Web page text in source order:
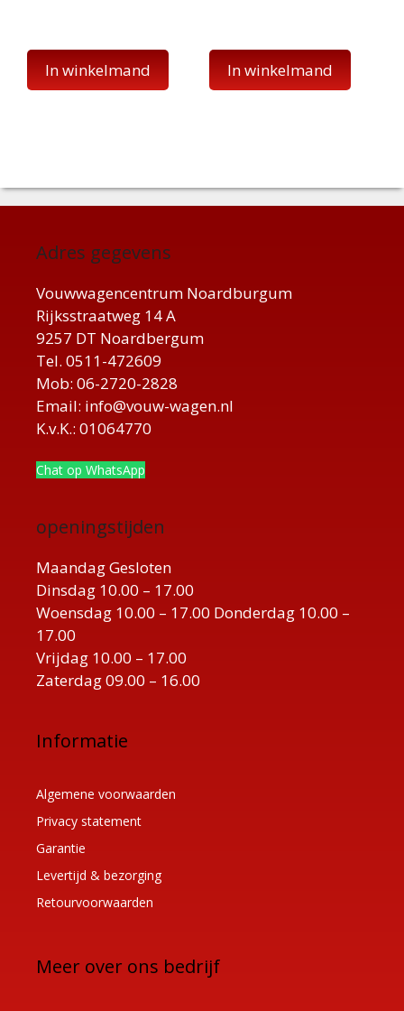
In winkelmand In winkelmand
Adres gegevens
Vouwwagencentrum Noardburgum
Rijksstraatweg 14 A
9257 DT Noardbergum
Tel. 0511-472609
Mob: 06-2720-2828
Email: info@vouw-wagen.nl
K.v.K.: 01064770
Chat op WhatsApp
openingstijden
Maandag Gesloten
Dinsdag 10.00 – 17.00
Woensdag 10.00 – 17.00 Donderdag 10.00 –
17.00
Vrijdag 10.00 – 17.00
Zaterdag 09.00 – 16.00
Informatie
Algemene voorwaarden
Privacy statement
Garantie
Levertijd & bezorging
Retourvoorwaarden
Meer over ons bedrijf